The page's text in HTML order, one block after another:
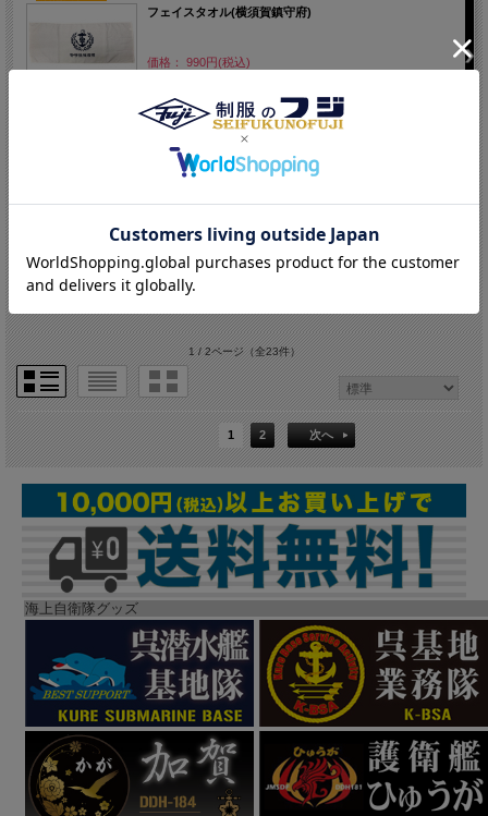
フェイスタオル(横須賀鎮守府)
価格： 990円(税込)
価格： 990円(税込)
1 / 2ページ（全23件）
1 2 次へ
海上自衛隊グッズ